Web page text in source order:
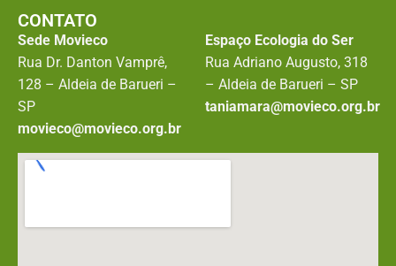
CONTATO
Sede Movieco
Rua Dr. Danton Vamprê,
128 – Aldeia de Barueri –
SP
movieco@movieco.org.br
Espaço Ecologia do Ser
Rua Adriano Augusto, 318
– Aldeia de Barueri – SP
taniamara@movieco.org.br